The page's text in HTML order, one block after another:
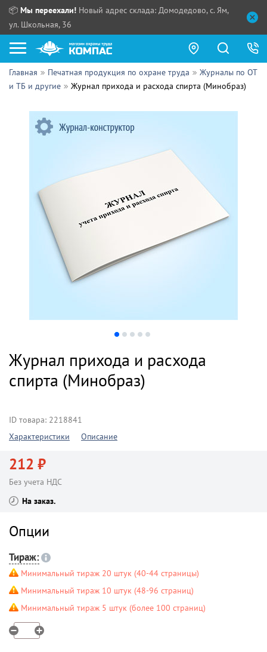
📦 Мы переехали! Новый адрес склада: Домодедово, с. Ям,
ул. Школьная, 36
Как купить?
Сотрудничество
Поставщикам
Обзоры
Выдача продукции:
Главная Печатная продукция по охране труда
Журналы по ОТ
и ТБ и другие
Журнал прихода и расхода спирта (Минобраз)
Журнал прихода и расхода
спирта (Минобраз)
ID товара: 2218841
Характеристики
Описание
212 ₽
Без учета НДС
На заказ
Опции
Тираж:
Минимальный тираж 20 штук (40-44 страницы)
Минимальный тираж 10 штук (48-96 страниц)
Минимальный тираж 5 штук (более 100 страниц)